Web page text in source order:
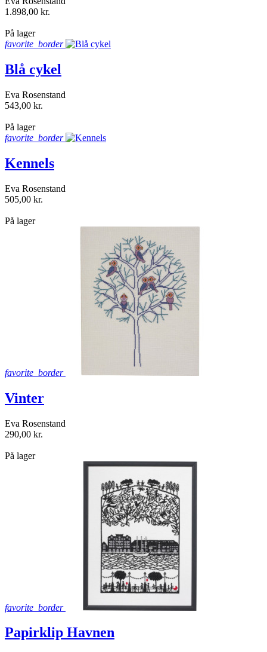
1.898,00 kr.
På lager
favorite_border
Blå cykel
Eva Rosenstand
543,00 kr.
På lager
favorite_border
Kennels
Eva Rosenstand
505,00 kr.
På lager
favorite_border
Vinter
Eva Rosenstand
290,00 kr.
På lager
favorite_border
Papirklip Havnen